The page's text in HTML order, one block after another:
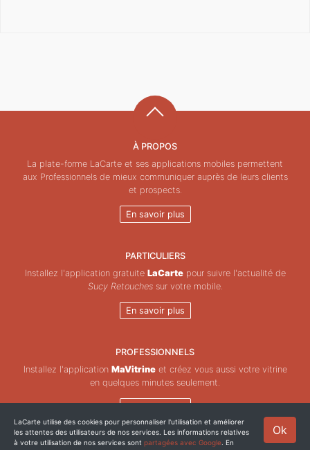
À PROPOS
La plate-forme LaCarte et ses applications mobiles permettent
aux Professionnels de mieux communiquer auprès de leurs clients
et prospects.
En savoir plus
PARTICULIERS
Installez l'application gratuite LaCartepour suivre l'actualité de
Sucy Retouchessur votre mobile.
En savoir plus
PROFESSIONNELS
Installez l'application MaVitrineet créez vous aussi votre vitrine
en quelques minutes seulement.
En savoir plus
Copyright © ZeMAP 2026 - Tous droits réservés. Ok
LaCarte utilise des cookies pour personnaliser l'utilisation et améliorer
les attentes des utilisateurs de nos services. Les informations relatives
à votre utilisation de nos services sont partagées avec Google . En